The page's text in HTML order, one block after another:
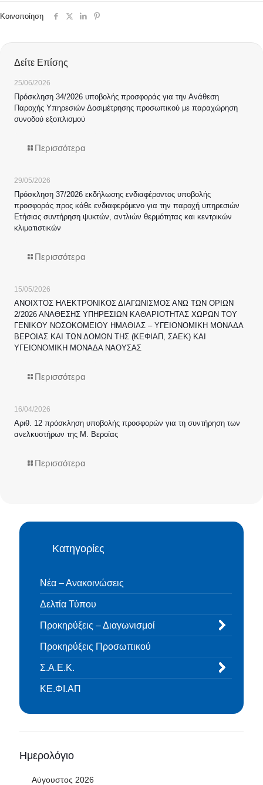
Κοινοποίηση
Δείτε Επίσης
25/06/2026
Πρόσκληση 34/2026 υποβολής προσφοράς για την Ανάθεση
Παροχής Υπηρεσιών Δοσιμέτρησης προσωπικού με παραχώρηση
συνοδού εξοπλισμού
Περισσότερα
29/05/2026
Πρόσκληση 37/2026 εκδήλωσης ενδιαφέροντος υποβολής
προσφοράς προς κάθε ενδιαφερόμενο για την παροχή υπηρεσιών
Ετήσιας συντήρηση ψυκτών, αντλιών θερμότητας και κεντρικών
κλιματιστικών
Περισσότερα
15/05/2026
ΑΝΟΙΧΤΟΣ ΗΛΕΚΤΡΟΝΙΚΟΣ ΔΙΑΓΩΝΙΣΜΟΣ ΑΝΩ ΤΩΝ ΟΡΙΩΝ
2/2026 ΑΝΑΘΕΣΗΣ ΥΠΗΡΕΣΙΩΝ ΚΑΘΑΡΙΟΤΗΤΑΣ ΧΩΡΩΝ ΤΟΥ
ΓΕΝΙΚΟΥ ΝΟΣΟΚΟΜΕΙΟΥ ΗΜΑΘΙΑΣ – ΥΓΕΙΟΝΟΜΙΚΗ ΜΟΝΑΔΑ
ΒΕΡΟΙΑΣ ΚΑΙ ΤΩΝ ΔΟΜΩΝ ΤΗΣ (ΚΕΦΙΑΠ, ΣΑΕΚ) ΚΑΙ
ΥΓΕΙΟΝΟΜΙΚΗ ΜΟΝΑΔΑ ΝΑΟΥΣΑΣ
Περισσότερα
16/04/2026
Αριθ. 12 πρόσκληση υποβολής προσφορών για τη συντήρηση των
ανελκυστήρων της Μ. Βεροίας
Περισσότερα
Κατηγορίες
Νέα – Ανακοινώσεις
Δελτία Τύπου
Προκηρύξεις – Διαγωνισμοί
Προκηρύξεις Προσωπικού
Σ.Α.Ε.Κ.
ΚΕ.ΦΙ.ΑΠ
Ημερολόγιο
Αύγουστος 2026